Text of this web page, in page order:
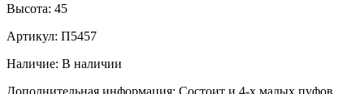
Высота: 45
Артикул: П5457
Наличие: В наличии
Дополнительная информация: Состоит и 4-х малых пуфов